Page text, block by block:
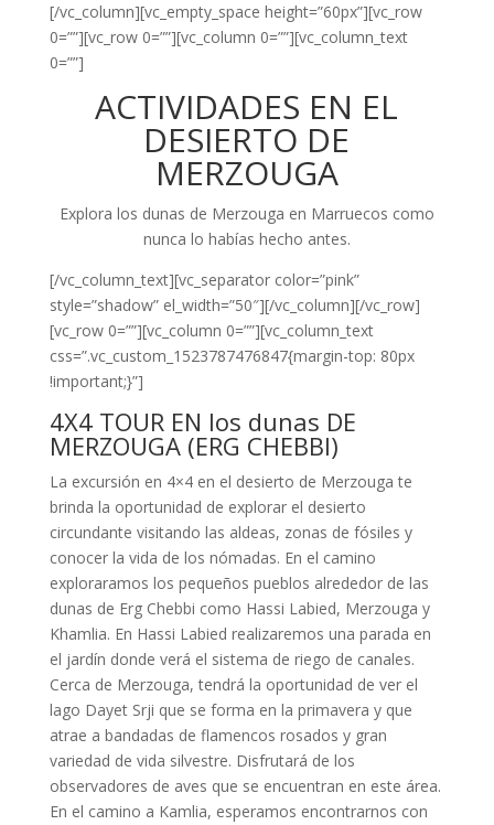
[/vc_column][vc_empty_space height=”60px”][vc_row
0=””][vc_row 0=””][vc_column 0=””][vc_column_text
0=””]
ACTIVIDADES EN EL
DESIERTO DE
MERZOUGA
Explora los dunas de Merzouga en Marruecos como
nunca lo habías hecho antes.
[/vc_column_text][vc_separator color=”pink”
style=”shadow” el_width=”50″][/vc_column][/vc_row]
[vc_row 0=””][vc_column 0=””][vc_column_text
css=”.vc_custom_1523787476847{margin-top: 80px
!important;}”]
4X4 TOUR EN los dunas DE
MERZOUGA (ERG CHEBBI)
La excursión en 4×4 en el desierto de Merzouga te
brinda la oportunidad de explorar el desierto
circundante visitando las aldeas, zonas de fósiles y
conocer la vida de los nómadas. En el camino
exploraramos los pequeños pueblos alrededor de las
dunas de Erg Chebbi como Hassi Labied, Merzouga y
Khamlia. En Hassi Labied realizaremos una parada en
el jardín donde verá el sistema de riego de canales.
Cerca de Merzouga, tendrá la oportunidad de ver el
lago Dayet Srji que se forma en la primavera y que
atrae a bandadas de flamencos rosados ​​y gran
variedad de vida silvestre. Disfrutará de los
observadores de aves que se encuentran en este área.
En el camino a Kamlia, esperamos encontrarnos con